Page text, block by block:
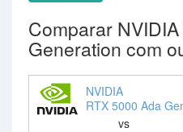
Comparar
Generation com
NVIDIA
RTX 5000 Ada
vs